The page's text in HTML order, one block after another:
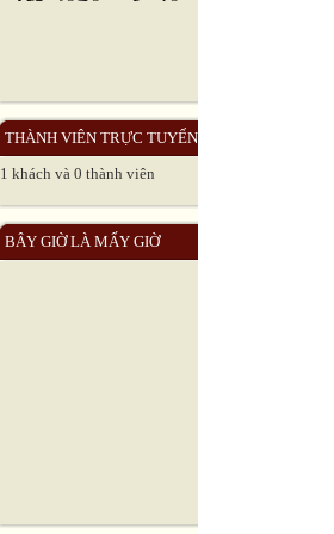
THÀNH VIÊN TRỰC TUYẾN
1 khách và 0 thành viên
BÂY GIỜ LÀ MẤY GIỜ